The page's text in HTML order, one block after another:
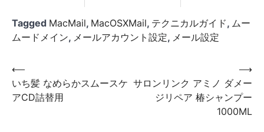
Tagged MacMail, MacOSXMail, テクニカルガイド, ムー
ムードメイン, メールアカウント設定, メール設定
投
稿
ナ
⟵
いち髪 なめらかスムースケ
アCD詰替用
サロンリンク アミノ ダメー
ジリペア 椿シャンプー
1000ML
⟶